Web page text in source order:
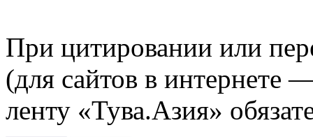
При цитировании или
(для сайтов в интернете
ленту «Тува.Азия»